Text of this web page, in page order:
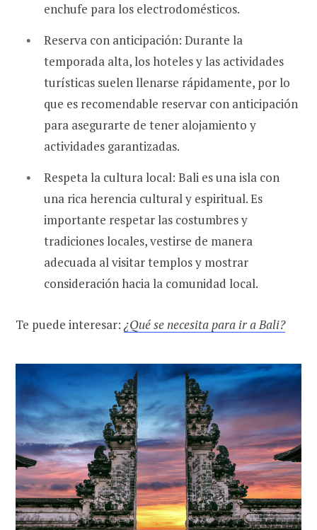
enchufe para los electrodomésticos.
Reserva con anticipación: Durante la
temporada alta, los hoteles y las actividades
turísticas suelen llenarse rápidamente, por lo
que es recomendable reservar con anticipación
para asegurarte de tener alojamiento y
actividades garantizadas.
Respeta la cultura local: Bali es una isla con
una rica herencia cultural y espiritual. Es
importante respetar las costumbres y
tradiciones locales, vestirse de manera
adecuada al visitar templos y mostrar
consideración hacia la comunidad local.
Te puede interesar: ¿Qué se necesita para ir a Bali?